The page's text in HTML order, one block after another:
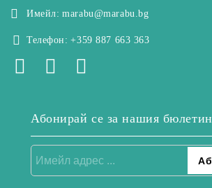
Имейл: marabu@marabu.bg
Телефон: +359 887 663 363
Абонирай се за нашия бюлетин